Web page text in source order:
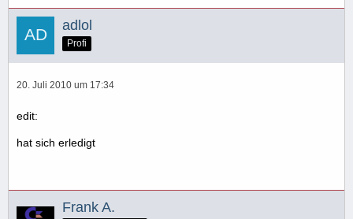
adlol
Profi
20. Juli 2010 um 17:34
edit:
hat sich erledigt
Frank A.